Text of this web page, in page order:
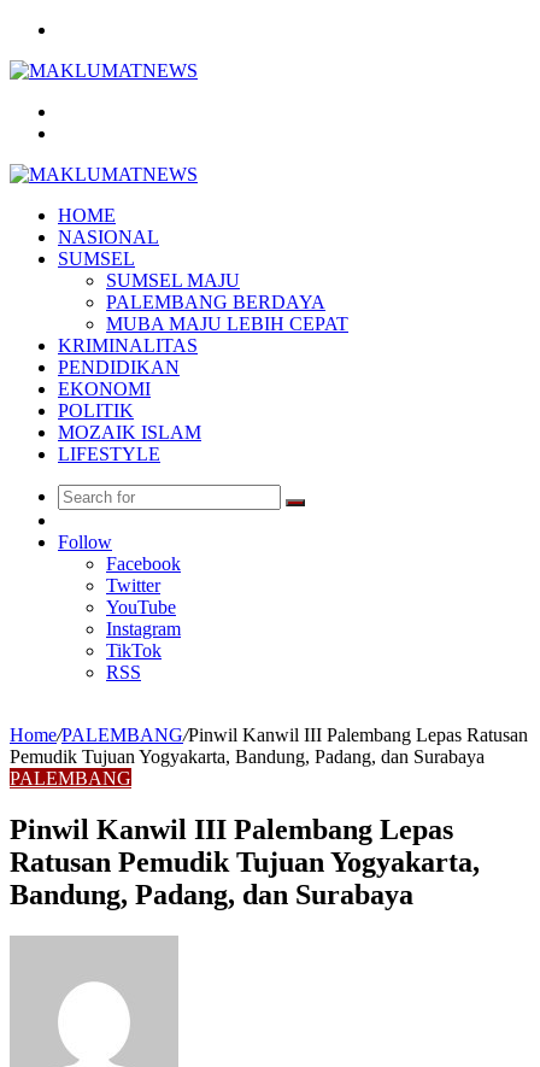
HOME
NASIONAL
SUMSEL
SUMSEL MAJU
PALEMBANG BERDAYA
MUBA MAJU LEBIH CEPAT
KRIMINALITAS
PENDIDIKAN
EKONOMI
POLITIK
MOZAIK ISLAM
LIFESTYLE
Search
Article
Follow
Facebook
Twitter
YouTube
Instagram
TikTok
RSS
Home/PALEMBANG/Pinwil Kanwil III Palembang Lepas Ratusan
Pemudik Tujuan Yogyakarta, Bandung, Padang, dan Surabaya
PALEMBANG
Pinwil Kanwil III Palembang Lepas
Ratusan Pemudik Tujuan Yogyakarta,
Bandung, Padang, dan Surabaya